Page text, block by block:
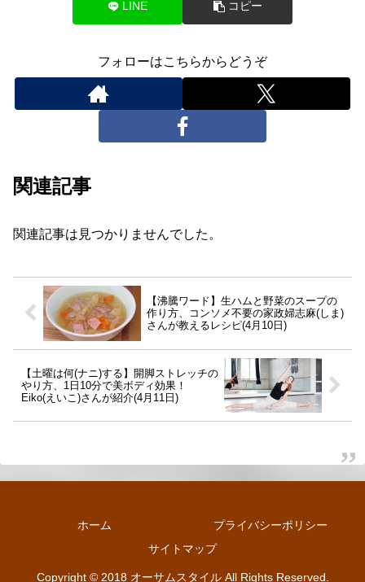
LINE コピー
フォローはこちらからどうぞ
関連記事
関連記事は見つかりませんでした。
【沸騰ワード】生ハムと野菜のスープの
作り方、コンソメ不要の家政婦志麻(しま)
さんが教えるレシピ(4月10日)
【土曜は何(ナニ)する】開脚ストレッチの
やり方、1日10分で美ボディ効果！
Eiko(えいこ)さんが紹介(4月11日)
ホーム
プライバシーポリシー
サイトマップ
Copyright © 2018 オーサムスタイル All Rights Reserved.